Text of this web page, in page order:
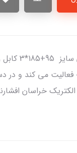
کابل برق
600/1000 ولت فعالیت می
خراسان